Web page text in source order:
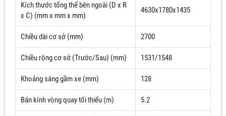
Kích thước tổng thể bên ngoài (D x R
x C) (mm x mm x mm)
4630x1780x1435
Chiều dài cơ sở (mm) 2700
Chiều rộng cơ sở (Trước/Sau) (mm) 1531/1548
Khoảng sáng gầm xe (mm) 128
Bán kính vòng quay tối thiểu (m) 5.2